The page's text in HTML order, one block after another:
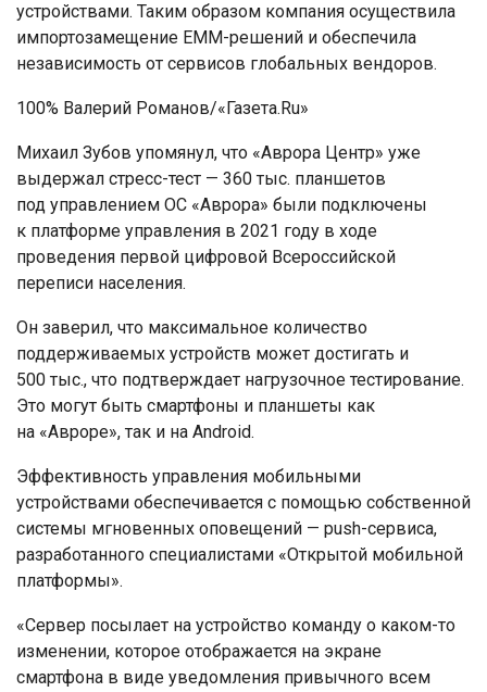
устройствами. Таким образом компания осуществила
импортозамещение EMM-решений и обеспечила
независимость от сервисов глобальных вендоров.
100% Валерий Романов/«Газета.Ru»
Михаил Зубов упомянул, что «Аврора Центр» уже
выдержал стресс-тест — 360 тыс. планшетов
под управлением ОС «Аврора» были подключены
к платформе управления в 2021 году в ходе
проведения первой цифровой Всероссийской
переписи населения.
Он заверил, что максимальное количество
поддерживаемых устройств может достигать и
500 тыс., что подтверждает нагрузочное тестирование.
Это могут быть смартфоны и планшеты как
на «Авроре», так и на Android.
Эффективность управления мобильными
устройствами обеспечивается с помощью собственной
системы мгновенных оповещений — push-сервиса,
разработанного специалистами «Открытой мобильной
платформы».
«Сервер посылает на устройство команду о каком-то
изменении, которое отображается на экране
смартфона в виде уведомления привычного всем